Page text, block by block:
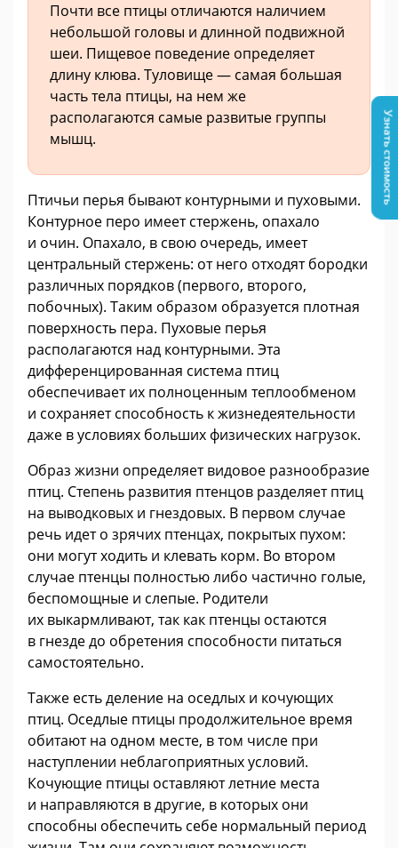
Почти все птицы отличаются наличием
небольшой головы и длинной подвижной
шеи. Пищевое поведение определяет
длину клюва. Туловище — самая большая
часть тела птицы, на нем же
располагаются самые развитые группы
мышц.
Птичьи перья бывают контурными и пуховыми.
Контурное перо имеет стержень, опахало
и очин. Опахало, в свою очередь, имеет
центральный стержень: от него отходят бородки
различных порядков (первого, второго,
побочных). Таким образом образуется плотная
поверхность пера. Пуховые перья
располагаются над контурными. Эта
дифференцированная система птиц
обеспечивает их полноценным теплообменом
и сохраняет способность к жизнедеятельности
даже в условиях больших физических нагрузок.
Образ жизни определяет видовое разнообразие
птиц. Степень развития птенцов разделяет птиц
на выводковых и гнездовых. В первом случае
речь идет о зрячих птенцах, покрытых пухом:
они могут ходить и клевать корм. Во втором
случае птенцы полностью либо частично голые,
беспомощные и слепые. Родители
их выкармливают, так как птенцы остаются
в гнезде до обретения способности питаться
самостоятельно.
Также есть деление на оседлых и кочующих
птиц. Оседлые птицы продолжительное время
обитают на одном месте, в том числе при
наступлении неблагоприятных условий.
Кочующие птицы оставляют летние места
и направляются в другие, в которых они
способны обеспечить себе нормальный период
Узнать стоимость